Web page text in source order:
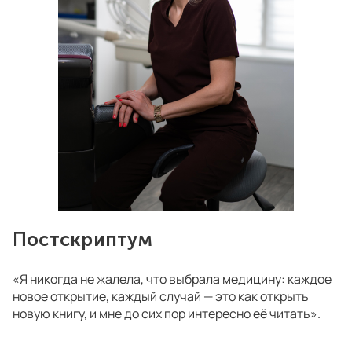
Постскриптум
«Я никогда не жалела, что выбрала медицину: каждое
новое открытие, каждый случай — это как открыть
новую книгу, и мне до сих пор интересно её читать».